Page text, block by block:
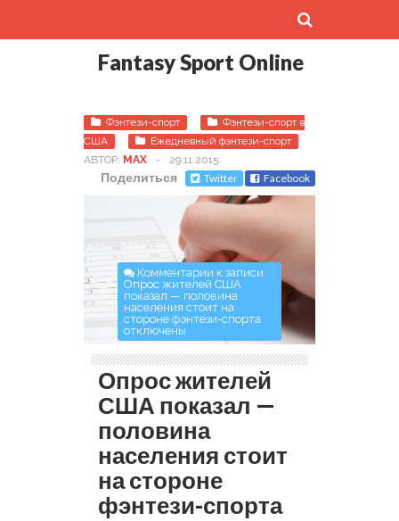
Fantasy Sport Online
Фэнтези-спорт
Фэнтези-спорт в
США
Ежедневный фэнтези-спорт
АВТОР: MAX - 29.11.2015
Поделиться Twitter Facebook
Комментарии к записи
Опрос жителей США
показал — половина
населения стоит на
стороне фэнтези-спорта
отключены
Опрос жителей
США показал —
половина
населения стоит
на стороне
фэнтези-спорта